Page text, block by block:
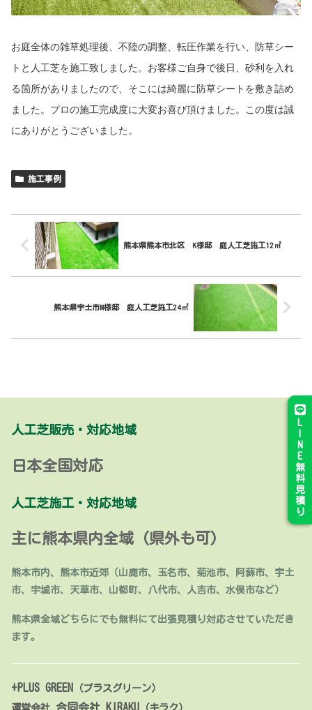
お庭全体の雑草処理後、不陸の調整、転圧作業を行い、防草シー
トと人工芝を施工致しました。お客様ご自身で後日、砂利を入れ
る箇所がありましたので、そこには綺麗に防草シートを敷き詰め
ました。プロの施工完成度に大変お喜び頂けました。この度は誠
にありがとうございました。
施工事例
熊本県熊本市北区 K様邸 庭人工芝施工12㎡
熊本県宇土市M様邸 庭人工芝施工24㎡
L
N
E
無
料
見
積
り
人工芝販売・対応地域
日本全国対応
人工芝施工・対応地域
主に熊本県内全域 (県外も可)
熊本市内、熊本市近郊（山鹿市、玉名市、菊池市、阿蘇市、宇土
市、宇城市、天草市、山都町、八代市、人吉市、水俣市など）
熊本県全域どちらにでも無料にて出張見積り対応させていただき
ます。
+PLUS GREEN
（プラスグリーン）
運営会社 合同会社 KIRAKU （キラク）